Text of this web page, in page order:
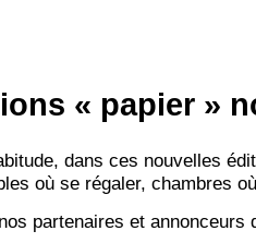
« papier »
dans ces nouvelles
où se régaler, chambres
partenaires et